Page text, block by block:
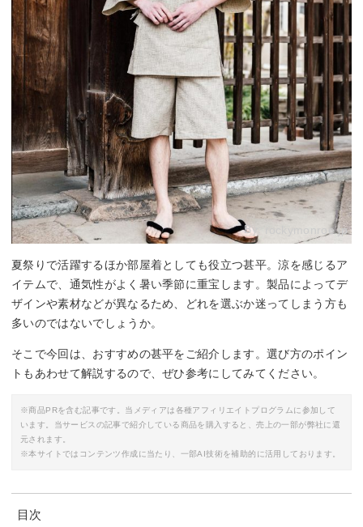
By: rockymonroe.jp
夏祭りで活躍するほか部屋着としても役立つ甚平。涼を感じるア
イテムで、通気性がよく暑い季節に重宝します。製品によってデ
ザインや素材などが異なるため、どれを選ぶか迷ってしまう方も
多いのではないでしょうか。
そこで今回は、おすすめの甚平をご紹介します。選び方のポイン
トもあわせて解説するので、ぜひ参考にしてみてください。
※商品PRを含む記事です。当メディアは各種アフィリエイトプログラムに参加して
います。当サービスの記事で紹介している商品を購入すると、売上の一部が弊社に還
元されます。
※本サイトではコンテンツ作成に当たり、一部AI技術を補助的に活用しております。
目次